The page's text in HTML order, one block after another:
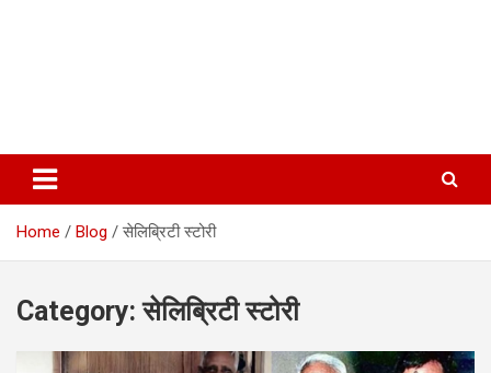
Home Blog सेलिब्रिटी स्टोरी
Category:सेलिब्रिटी स्टोरी